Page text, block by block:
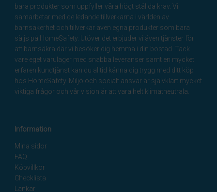
bara produkter som uppfyller våra högt ställda krav. Vi
samarbetar med de ledande tillverkarna i världen av
barnsäkerhet och tillverkar även egna produkter som bara
säljs på HomeSafety. Utöver det erbjuder vi även tjänster för
att barnsäkra där vi besöker dig hemma i din bostad. Tack
vare eget varulager med snabba leveranser samt en mycket
erfaren kundtjänst kan du alltid känna dig trygg med ditt köp
hos HomeSafety. Miljö och socialt ansvar är självklart mycket
viktiga frågor och vår vision är att vara helt klimatneutrala.
Information
Mina sidor
FAQ
Köpvillkor
Checklista
Länkar